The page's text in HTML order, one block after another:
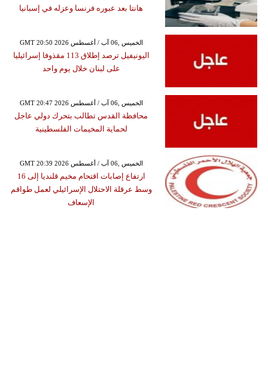
هانتا بعد عبوره فرنسا وعزله في إسبانيا
GMT 20:50 2026 الخميس ,06 آب / أغسطس
اليونيفيل ترصد إطلاق 113 مقذوفا إسرائيليا
على لبنان خلال يوم واحد
GMT 20:47 2026 الخميس ,06 آب / أغسطس
محافظة القدس تطالب بتحرك دولي عاجل
لحماية المخيمات الفلسطينية
GMT 20:39 2026 الخميس ,06 آب / أغسطس
ارتفاع إصابات اقتحام مخيم قلنديا إلى 16
وسط عرقلة الاحتلال الإسرائيلي لعمل طواقم
الإسعاف